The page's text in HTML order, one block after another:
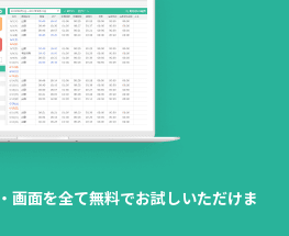
画面を全て無料でお試しいただけま